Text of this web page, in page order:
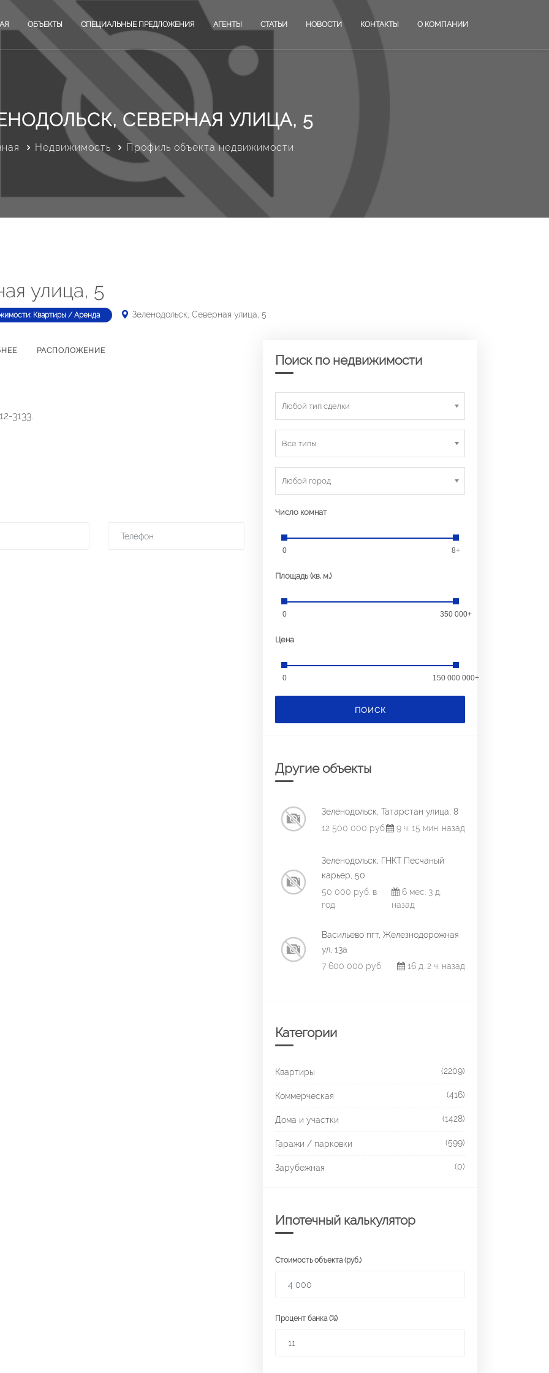
ОБЪЕКТЫ СПЕЦИАЛЬНЫЕ ПРЕДЛОЖЕНИЯ АГЕНТЫ СТАТЬИ НОВОСТИ КОНТАКТЫ О КОМПАНИИ
СЕВЕРНАЯ УЛИЦА, 5
Недвижимость Профиль объекта недвижимости
улица, 5
Квартиры / Аренда Зеленодольск, Северная улица, 5
РАСПОЛОЖЕНИЕ
3133.
Поиск по недвижимости
Любой тип сделки
Все типы
Любой город
Число комнат
0 8+
Площадь (кв. м.)
0 350 000+
Цена
0 150 000 000+
ПОИСК
Другие объекты
Зеленодольск, Татарстан улица, 8
12 500 000 руб.
9 ч. 15 мин. назад
Зеленодольск, ГНКТ Песчаный
карьер, 50
50 000 руб. в
год
6 мес. 3 д.
назад
Васильево пгт, Железнодорожная
ул, 13а
7 600 000 руб.
16 д. 2 ч. назад
Категории
Квартиры (2209)
Коммерческая (416)
Дома и участки (1428)
Гаражи / парковки (599)
Зарубежная (0)
Ипотечный калькулятор
Стоимость объекта (руб.)
Процент банка (%)